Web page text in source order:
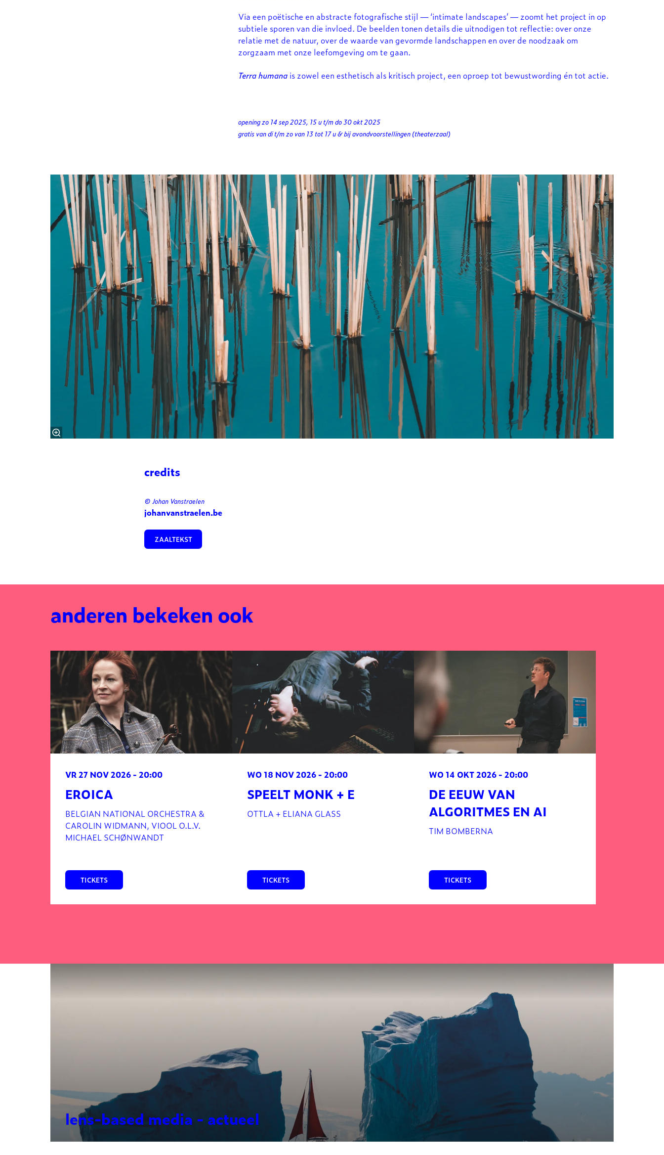
Via een poëtische en abstracte fotografische stijl — ‘intimate landscapes’ — zoomt het project in op
subtiele sporen van die invloed. De beelden tonen details die uitnodigen tot reflectie: over onze
relatie met de natuur, over de waarde van gevormde landschappen en over de noodzaak om
zorgzaam met onze leefomgeving om te gaan.
Terra humanais zowel een esthetisch als kritisch project, een oproep tot bewustwording én tot actie.
opening zo 14 sep 2025, 15 u t/m do 30 okt 2025
gratis van di t/m zo van 13 tot 17 u & bij avondvoorstellingen (theaterzaal)
credits
© Johan Vanstraelen
johanvanstraelen.be
ZAALTEKST
anderen bekeken ook
EROICA
BELGIAN NATIONAL ORCHESTRA &
CAROLIN WIDMANN, VIOOL O.L.V.
MICHAEL SCHØNWANDT
VR 27 NOV 2026 - 20:00
TICKETS
SPEELT MONK + E
OTTLA + ELIANA GLASS
WO 18 NOV 2026 - 20:00
TICKETS
DE EEUW VAN
ALGORITMES EN AI
TIM BOMBERNA
WO 14 OKT 2026 - 20:00
TICKETS
lens-based media - actueel